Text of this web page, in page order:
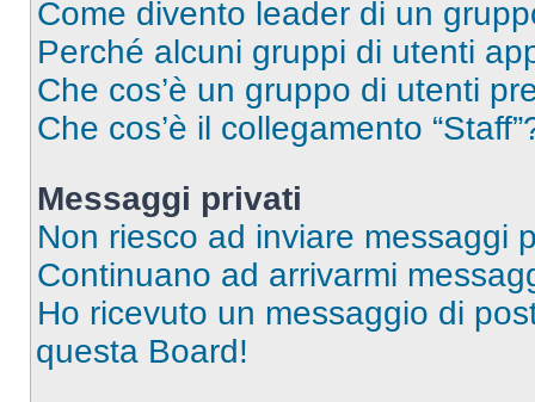
Come divento leader di un
Perché alcuni gruppi di utenti
Che cos’è un gruppo di utenti
Che cos’è il collegamento
Messaggi privati
Non riesco ad inviare messaggi
Continuano ad arrivarmi
Ho ricevuto un messaggio di
questa Board!